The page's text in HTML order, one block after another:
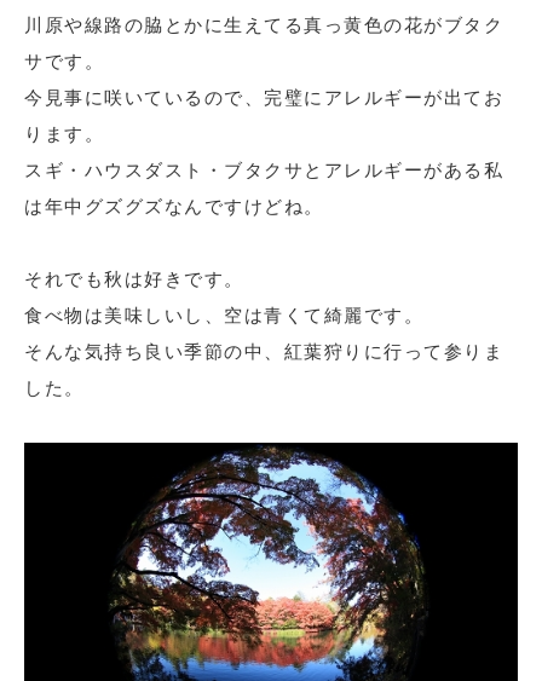
川原や線路の脇とかに生えてる真っ黄色の花がブタク
サです。
今見事に咲いているので、完璧にアレルギーが出てお
ります。
スギ・ハウスダスト・ブタクサとアレルギーがある私
は年中グズグズなんですけどね。
それでも秋は好きです。
食べ物は美味しいし、空は青くて綺麗です。
そんな気持ち良い季節の中、紅葉狩りに行って参りま
した。